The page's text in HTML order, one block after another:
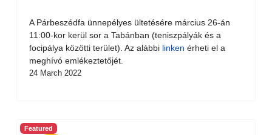
A Párbeszédfa ünnepélyes ültetésére március 26-án
11:00-kor kerül sor a Tabánban (teniszpályák és a
focipálya közötti terület). Az alábbi linken érheti el a
meghívó emlékeztetőjét.
24 March 2022
Featured